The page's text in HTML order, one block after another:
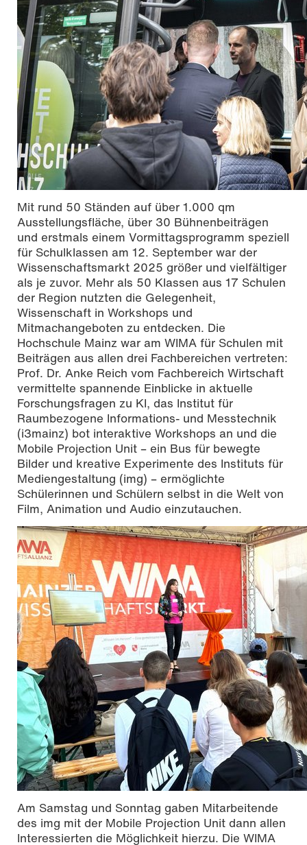
Mit rund 50 Ständen auf über 1.000 qm
Ausstellungsfläche, über 30 Bühnenbeiträgen
und erstmals einem Vormittagsprogramm speziell
für Schulklassen am 12. September war der
Wissenschaftsmarkt 2025 größer und vielfältiger
als je zuvor. Mehr als 50 Klassen aus 17 Schulen
der Region nutzten die Gelegenheit,
Wissenschaft in Workshops und
Mitmachangeboten zu entdecken. Die
Hochschule Mainz war am WIMA für Schulen mit
Beiträgen aus allen drei Fachbereichen vertreten:
Prof. Dr. Anke Reich vom Fachbereich Wirtschaft
vermittelte spannende Einblicke in aktuelle
Forschungsfragen zu KI, das Institut für
Raumbezogene Informations- und Messtechnik
(i3mainz) bot interaktive Workshops an und die
Mobile Projection Unit – ein Bus für bewegte
Bilder und kreative Experimente des Instituts für
Mediengestaltung (img) – ermöglichte
Schülerinnen und Schülern selbst in die Welt von
Film, Animation und Audio einzutauchen.
Am Samstag und Sonntag gaben Mitarbeitende
des img mit der Mobile Projection Unit dann allen
Interessierten die Möglichkeit hierzu. Die WIMA